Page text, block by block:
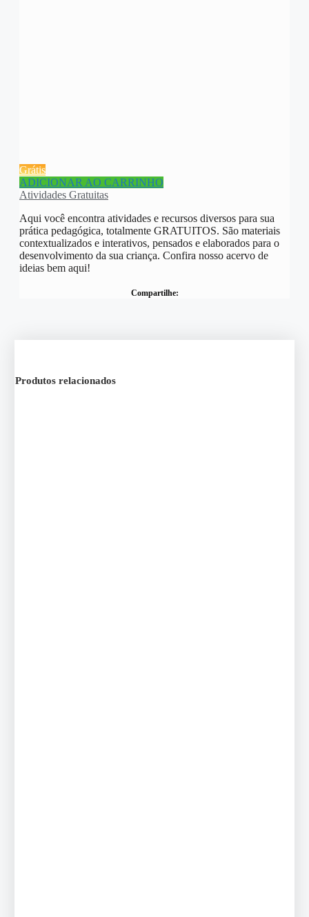
Grátis
ADICIONAR AO CARRINHO
Atividades Gratuitas
Aqui você encontra atividades e recursos diversos para sua
prática pedagógica, totalmente GRATUITOS. São materiais
contextualizados e interativos, pensados e elaborados para o
desenvolvimento da sua criança. Confira nosso acervo de
ideias bem aqui!
Compartilhe:
Produtos relacionados